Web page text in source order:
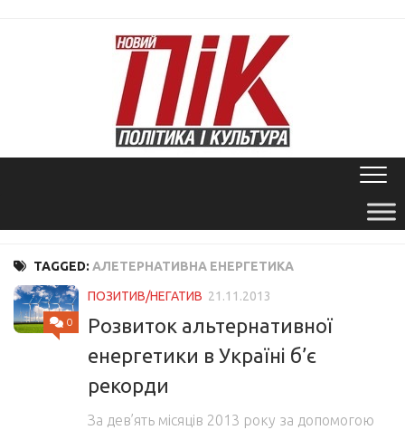
TAGGED: АЛЕТЕРНАТИВНА ЕНЕРГЕТИКА
0
ПОЗИТИВ/НЕГАТИВ 21.11.2013
Розвиток альтернативної
енергетики в Україні б’є
рекорди
За дев’ять місяців 2013 року за допомогою